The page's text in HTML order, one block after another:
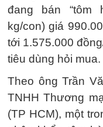
đang bán “tôm
kg/con) giá
tới 1.575.000
tiêu dùng hỏi mua.
Theo ông Trần
TNHH Thương
(TP HCM), một